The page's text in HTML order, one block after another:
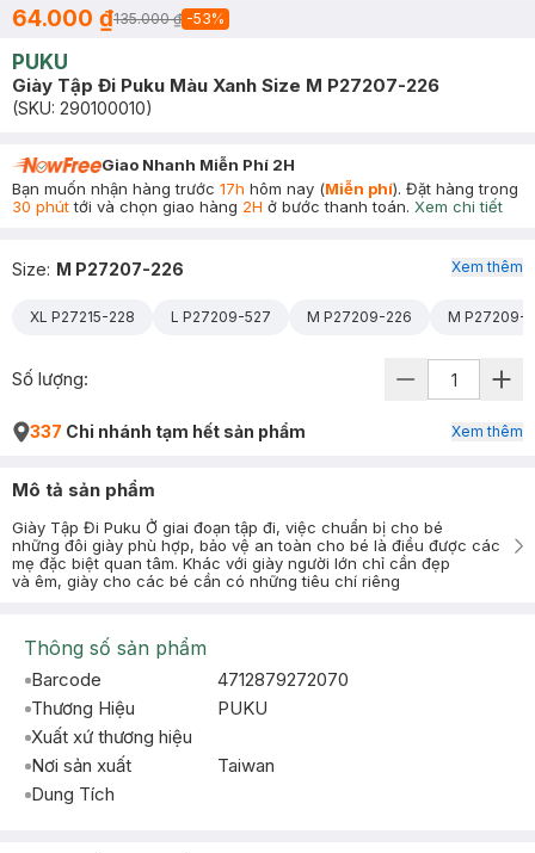
64.000 ₫135.000 ₫ -53%
PUKU
Giày Tập Đi Puku Màu Xanh Size M P27207-226
(SKU: 290100010)
Giao Nhanh Miễn Phí 2H
Bạn muốn nhận hàng trước 17h hôm nay (Miễn phí). Đặt hàng trong
30 phúttới và chọn giao hàng 2H ở bước thanh toán. Xem chi tiết
Size: M P27207-226
XL P27215-228 L P27209-527 M P27209-226 M P27209-
Xem thêm
Số lượng:
337 Chi nhánh tạm hết sản phẩm Xem thêm
Mô tả sản phẩm
Giày Tập Đi Puku Ở giai đoạn tập đi, việc chuẩn bị cho bé
những đôi giày phù hợp, bảo vệ an toàn cho bé là điều được các
mẹ đặc biệt quan tâm. Khác với giày người lớn chỉ cần đẹp
và êm, giày cho các bé cần có những tiêu chí riêng
Thông số sản phẩm
Barcode
4712879272070
Thương Hiệu
PUKU
Xuất xứ thương hiệu
Nơi sản xuất
Taiwan
Dung Tích